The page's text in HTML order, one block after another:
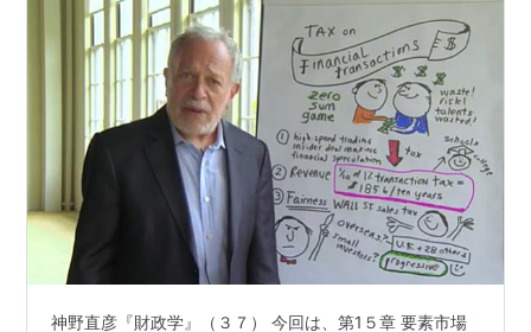
神野直彦『財政学』（３７） 今回は、第1５章 要素市場